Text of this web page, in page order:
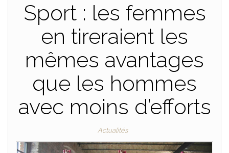
Sport : les femmes
en tireraient les
mêmes avantages
que les hommes
avec moins d’efforts
Actualités